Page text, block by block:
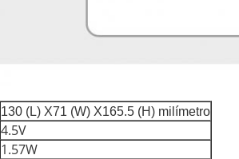
130 (L) X71 (W) X165.5 (H) milímetro
4.5V
1.57W